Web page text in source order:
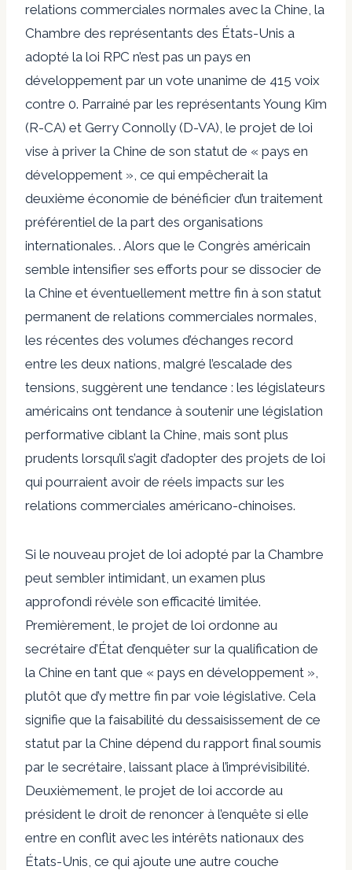
relations commerciales normales avec la Chine, la
Chambre des représentants des États-Unis a
adopté la loi RPC n’est pas un pays en
développement par un vote unanime de 415 voix
contre 0. Parrainé par les représentants Young Kim
(R-CA) et Gerry Connolly (D-VA), le projet de loi
vise à priver la Chine de son statut de « pays en
développement », ce qui empêcherait la
deuxième économie de bénéficier d’un traitement
préférentiel de la part des organisations
internationales. . Alors que le Congrès américain
semble intensifier ses efforts pour se dissocier de
la Chine et éventuellement mettre fin à son statut
permanent de relations commerciales normales,
les récentes des volumes d’échanges record
entre les deux nations, malgré l’escalade des
tensions, suggèrent une tendance : les législateurs
américains ont tendance à soutenir une législation
performative ciblant la Chine, mais sont plus
prudents lorsqu’il s’agit d’adopter des projets de loi
qui pourraient avoir de réels impacts sur les
relations commerciales américano-chinoises.
Si le nouveau projet de loi adopté par la Chambre
peut sembler intimidant, un examen plus
approfondi révèle son efficacité limitée.
Premièrement, le projet de loi ordonne au
secrétaire d’État d’enquêter sur la qualification de
la Chine en tant que « pays en développement »,
plutôt que d’y mettre fin par voie législative. Cela
signifie que la faisabilité du dessaisissement de ce
statut par la Chine dépend du rapport final soumis
par le secrétaire, laissant place à l’imprévisibilité.
Deuxièmement, le projet de loi accorde au
président le droit de renoncer à l’enquête si elle
entre en conflit avec les intérêts nationaux des
États-Unis, ce qui ajoute une autre couche